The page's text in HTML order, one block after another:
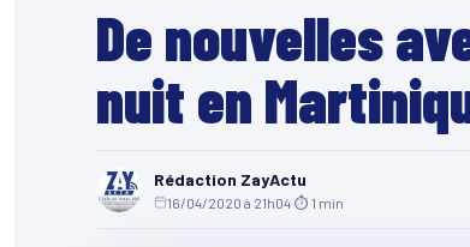
De nouvelles
nuit en
Rédaction ZayActu
16/04/2020 à 21h04 ⏱ 1 min